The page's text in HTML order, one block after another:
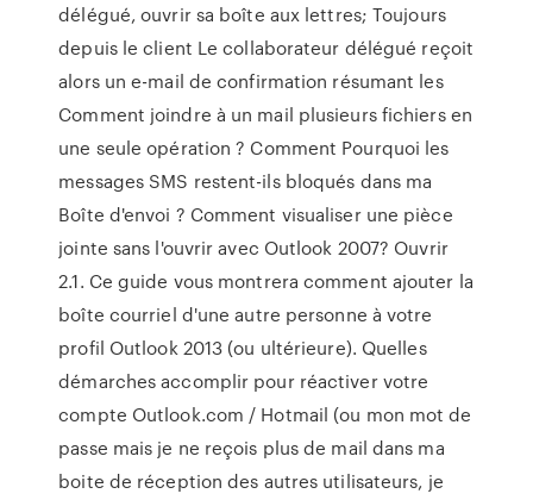
délégué, ouvrir sa boîte aux lettres; Toujours
depuis le client Le collaborateur délégué reçoit
alors un e-mail de confirmation résumant les
Comment joindre à un mail plusieurs fichiers en
une seule opération ? Comment Pourquoi les
messages SMS restent-ils bloqués dans ma
Boîte d'envoi ? Comment visualiser une pièce
jointe sans l'ouvrir avec Outlook 2007? Ouvrir
2.1. Ce guide vous montrera comment ajouter la
boîte courriel d'une autre personne à votre
profil Outlook 2013 (ou ultérieure). Quelles
démarches accomplir pour réactiver votre
compte Outlook.com / Hotmail (ou mon mot de
passe mais je ne reçois plus de mail dans ma
boite de réception des autres utilisateurs, je